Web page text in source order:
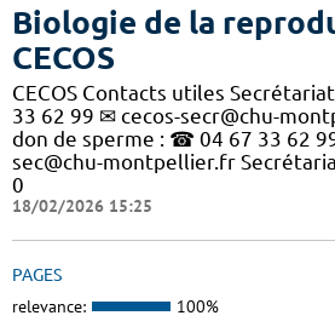
Biologie de la
CECOS
CECOS Contacts utiles
33 62 99 ✉ cecos-secr@chu-
don de sperme : ☎ 04 67 33 62
sec@chu-montpellier.fr
0
18/02/2026 15:25
PAGES
relevance: 100%